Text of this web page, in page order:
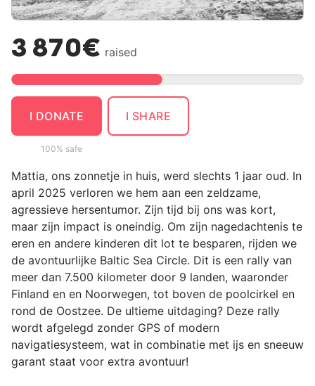
3 870€ raised
I DONATE
100% safe
I SHARE
Mattia, ons zonnetje in huis, werd slechts 1 jaar oud. In
april 2025 verloren we hem aan een zeldzame,
agressieve hersentumor. Zijn tijd bij ons was kort,
maar zijn impact is oneindig. Om zijn nagedachtenis te
eren en andere kinderen dit lot te besparen, rijden we
de avontuurlijke Baltic Sea Circle. Dit is een rally van
meer dan 7.500 kilometer door 9 landen, waaronder
Finland en en Noorwegen, tot boven de poolcirkel en
rond de Oostzee. De ultieme uitdaging? Deze rally
wordt afgelegd zonder GPS of modern
navigatiesysteem, wat in combinatie met ijs en sneeuw
garant staat voor extra avontuur!